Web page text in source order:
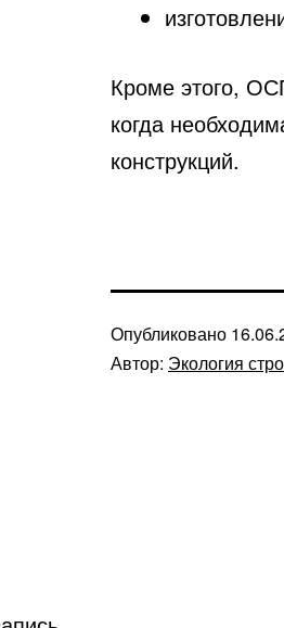
Кроме этого,
когда
конструкций.
Опубликовано
Автор: Экология